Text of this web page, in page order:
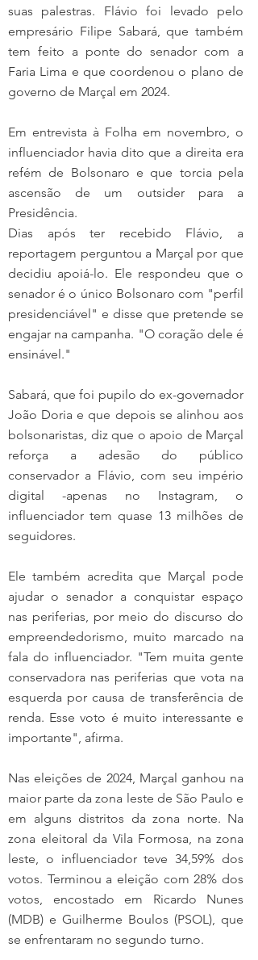
suas palestras. Flávio foi levado pelo
empresário Filipe Sabará, que também
tem feito a ponte do senador com a
Faria Lima e que coordenou o plano de
governo de Marçal em 2024.
Em entrevista à Folha em novembro, o
influenciador havia dito que a direita era
refém de Bolsonaro e que torcia pela
ascensão de um outsider para a
Presidência.
Dias após ter recebido Flávio, a
reportagem perguntou a Marçal por que
decidiu apoiá-lo. Ele respondeu que o
senador é o único Bolsonaro com "perfil
presidenciável" e disse que pretende se
engajar na campanha. "O coração dele é
ensinável."
Sabará, que foi pupilo do ex-governador
João Doria e que depois se alinhou aos
bolsonaristas, diz que o apoio de Marçal
reforça a adesão do público
conservador a Flávio, com seu império
digital -apenas no Instagram, o
influenciador tem quase 13 milhões de
seguidores.
Ele também acredita que Marçal pode
ajudar o senador a conquistar espaço
nas periferias, por meio do discurso do
empreendedorismo, muito marcado na
fala do influenciador. "Tem muita gente
conservadora nas periferias que vota na
esquerda por causa de transferência de
renda. Esse voto é muito interessante e
importante", afirma.
Nas eleições de 2024, Marçal ganhou na
maior parte da zona leste de São Paulo e
em alguns distritos da zona norte. Na
zona eleitoral da Vila Formosa, na zona
leste, o influenciador teve 34,59% dos
votos. Terminou a eleição com 28% dos
votos, encostado em Ricardo Nunes
(MDB) e Guilherme Boulos (PSOL), que
se enfrentaram no segundo turno.